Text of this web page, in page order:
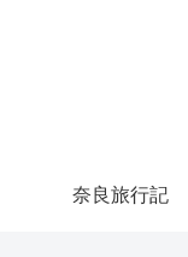
奈良旅行記